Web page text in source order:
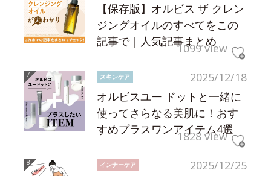
【保存版】オルビス ザ クレン
ジングオイルのすべてをこの
記事で｜人気記事まとめ
1099 view
2025/12/18
スキンケア
オルビスユー ドットと一緒に
使ってさらなる美肌に！おす
すめプラスワンアイテム4選
1828 view
2025/12/25
インナーケア